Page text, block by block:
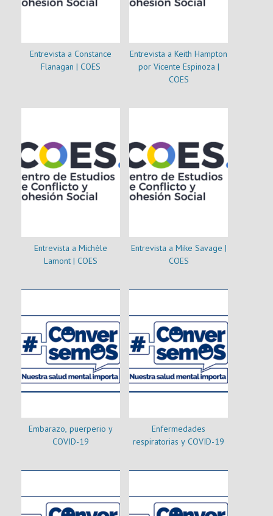
Entrevista a Constance
Flanagan | COES
Entrevista a Keith Hampton
por Vicente Espinoza |
COES
Entrevista a Michèle
Lamont | COES
Entrevista a Mike Savage |
COES
Embarazo, puerperio y
COVID-19
Enfermedades
respiratorias y COVID-19